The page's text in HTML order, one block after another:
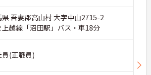
県 吾妻郡高山村 大字中山2715-2
上越線「沼田駅」バス・車18分
員(正職員)